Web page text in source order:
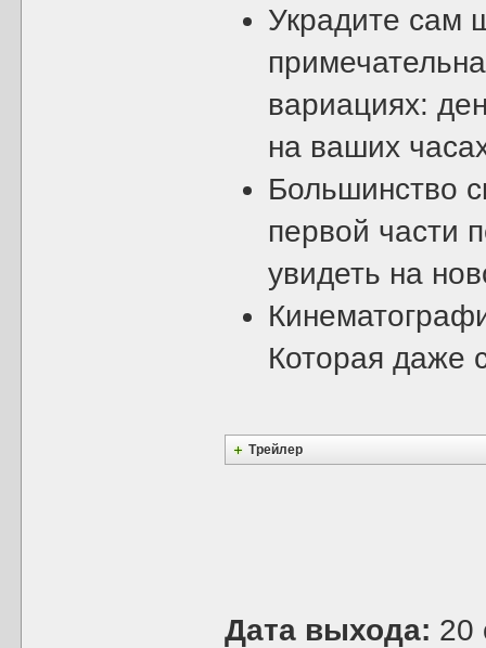
Украдите сам
вариациях:
на ваших
Большинство
первой части
увидеть на
Которая даже
Трейлер
Дата выхода: 20